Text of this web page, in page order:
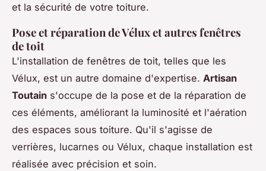
et la sécurité de votre toiture.
Pose et réparation de Vélux et autres fenêtres
de toit
L'installation de fenêtres de toit, telles que les
Vélux, est un autre domaine d'expertise. Artisan
Toutain s'occupe de la pose et de la réparation de
ces éléments, améliorant la luminosité et l'aération
des espaces sous toiture. Qu'il s'agisse de
verrières, lucarnes ou Vélux, chaque installation est
réalisée avec précision et soin.